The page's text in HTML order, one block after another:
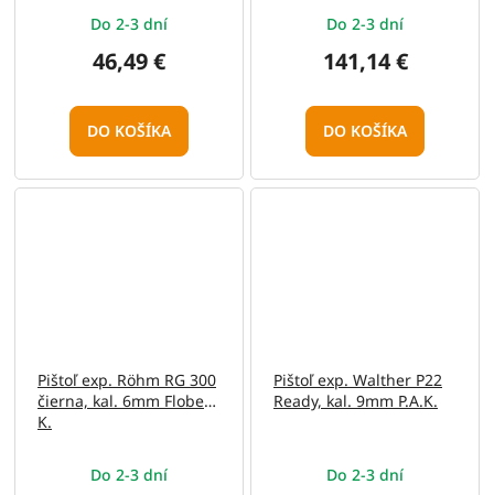
Do 2-3 dní
46,49 €
DO KOŠÍKA
Do 2-3 dní
141,14 €
DO KOŠÍKA
Pištoľ exp. Röhm RG 300
čierna, kal. 6mm Flobert
K.
Do 2-3 dní
Pištoľ exp. Walther P22
Ready, kal. 9mm P.A.K.
Do 2-3 dní